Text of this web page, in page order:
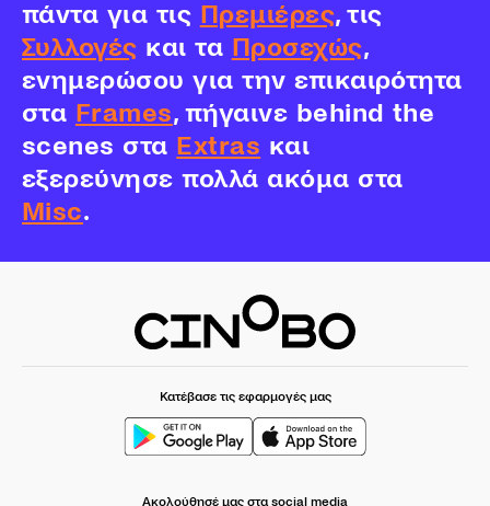
πάντα για τις Πρεμιέρες, τις
Συλλογές και τα Προσεχώς,
ενημερώσου για την επικαιρότητα
στα Frames, πήγαινε behind the
scenes στα Extras και
εξερεύνησε πολλά ακόμα στα
Misc.
Κατέβασε τις εφαρμογές μας
Ακολούθησέ μας στα social media